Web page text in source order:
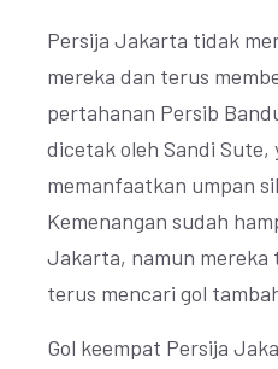
Persija Jakarta tidak
mereka dan terus
pertahanan Persib
dicetak oleh Sandi Sute,
memanfaatkan umpan
Kemenangan sudah
Jakarta, namun mereka
terus mencari gol
Gol keempat Persija